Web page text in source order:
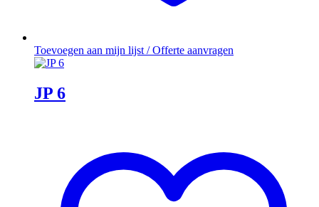
Toevoegen aan mijn lijst / Offerte aanvragen
JP 6